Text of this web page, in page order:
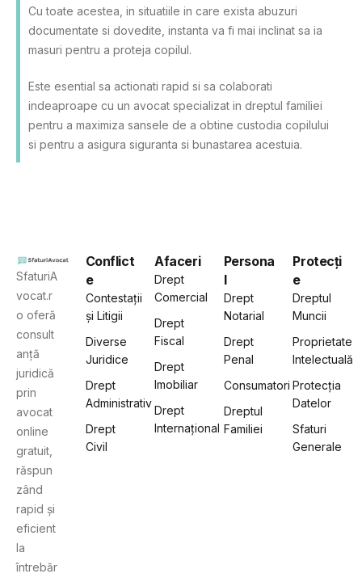
Cu toate acestea, in situatiile in care exista abuzuri
documentate si dovedite, instanta va fi mai inclinat sa ia
masuri pentru a proteja copilul.
Este esential sa actionati rapid si sa colaborati
indeaproape cu un avocat specializat in dreptul familiei
pentru a maximiza sansele de a obtine custodia copilului
si pentru a asigura siguranta si bunastarea acestuia.
SfaturiA
vocat.r
o oferă
consult
anță
juridică
prin
avocat
online
gratuit,
răspun
zând
rapid și
eficient
la
întrebăr
Conflict
e
Contestații
și Litigii
Diverse
Juridice
Drept
Administrativ
Drept
Civil
Afaceri
Drept
Comercial
Drept
Fiscal
Drept
Imobiliar
Drept
Internațional
Persona
l
Drept
Notarial
Drept
Penal
Consumatori
Dreptul
Familiei
Protecți
e
Dreptul
Muncii
Proprietate
Intelectuală
Protecția
Datelor
Sfaturi
Generale